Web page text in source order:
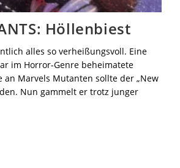
Höllenbiest
alles so verheißungsvoll. Eine
im Horror-Genre beheimatete
an Marvels Mutanten sollte der „New
Nun gammelt er trotz junger